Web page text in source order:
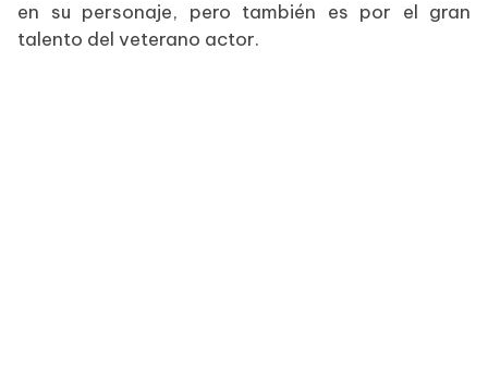
en su personaje, pero también es por el gran
talento del veterano actor.